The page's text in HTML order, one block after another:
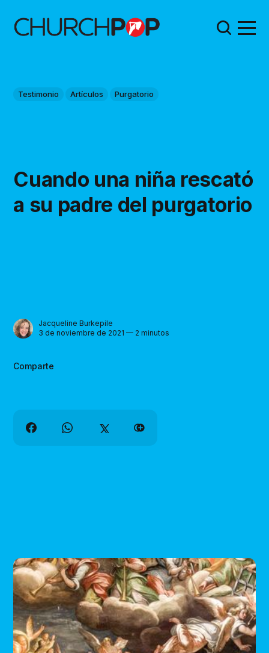
Testimonio Artículos Purgatorio
Cuando una niña rescató
a su padre del purgatorio
Jacqueline Burkepile
3 de noviembre de 2021 — 2 minutos
Comparte